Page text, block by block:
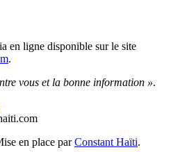
en ligne disponible sur le site
.
vous et la bonne information ».
en place parConstant Haïti.